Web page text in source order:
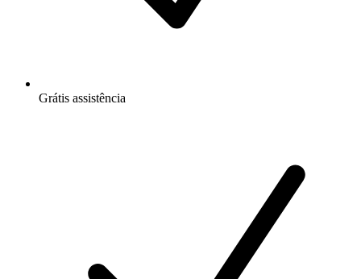
Grátis assistência